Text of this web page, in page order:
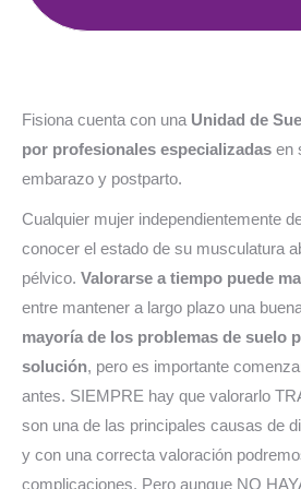
Fisiona cuenta con una Unidad de
por profesionales especializadas en
embarazo y postparto.
Cualquier mujer independientemente
conocer el estado de su musculatura
pélvico. Valorarse a tiempo puede
entre mantener a largo plazo una
mayoría de los problemas de suelo
solución, pero es importante
antes. SIEMPRE hay que valorarlo
son una de las principales causas de
y con una correcta valoración
complicaciones. Pero aunque NO